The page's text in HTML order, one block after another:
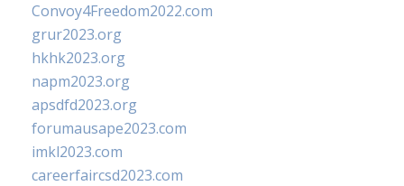
Convoy4Freedom2022.com
grur2023.org
hkhk2023.org
napm2023.org
apsdfd2023.org
forumausape2023.com
imkl2023.com
careerfaircsd2023.com